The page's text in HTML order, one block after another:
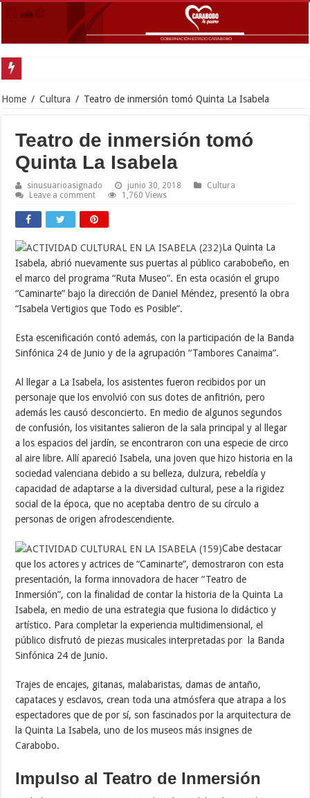
Home / Cultura / Teatro de inmersión tomó Quinta La Isabela
Teatro de inmersión tomó
Quinta La Isabela
sinusuarioasignado junio 30, 2018
Cultura
Leave a comment
1,760 Views
La Quinta La
Isabela, abrió nuevamente sus puertas al público carabobeño, en
el marco del programa “Ruta Museo”. En esta ocasión el grupo
“Caminarte” bajo la dirección de Daniel Méndez, presentó la obra
“Isabela Vertigios que Todo es Posible”.
Esta escenificación contó además, con la participación de la Banda
Sinfónica 24 de Junio y de la agrupación “Tambores Canaima”.
Al llegar a La Isabela, los asistentes fueron recibidos por un
personaje que los envolvió con sus dotes de anfitrión, pero
además les causó desconcierto. En medio de algunos segundos
de confusión, los visitantes salieron de la sala principal y al llegar
a los espacios del jardín, se encontraron con una especie de circo
al aire libre. Allí apareció Isabela, una joven que hizo historia en la
sociedad valenciana debido a su belleza, dulzura, rebeldía y
capacidad de adaptarse a la diversidad cultural, pese a la rigidez
social de la época, que no aceptaba dentro de su círculo a
personas de origen afrodescendiente.
Cabe destacar
que los actores y actrices de “Caminarte”, demostraron con esta
presentación, la forma innovadora de hacer “Teatro de
Inmersión”, con la finalidad de contar la historia de la Quinta La
Isabela, en medio de una estrategia que fusiona lo didáctico y
artístico. Para completar la experiencia multidimensional, el
público disfrutó de piezas musicales interpretadas por la Banda
Sinfónica 24 de Junio.
Trajes de encajes, gitanas, malabaristas, damas de antaño,
capataces y esclavos, crean toda una atmósfera que atrapa a los
espectadores que de por sí, son fascinados por la arquitectura de
la Quinta La Isabela, uno de los museos más insignes de
Carabobo.
Impulso al Teatro de Inmersión